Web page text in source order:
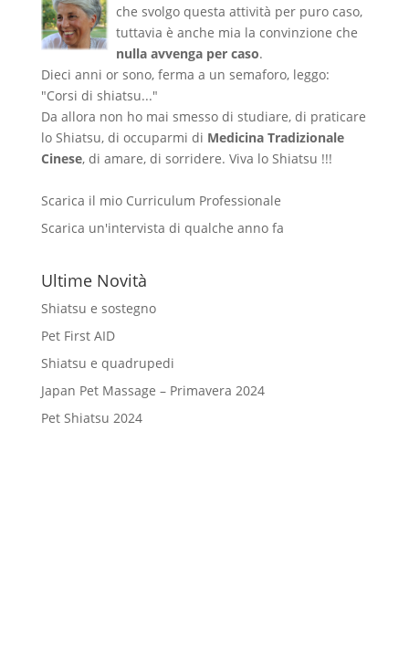
che svolgo questa attività per puro caso,
tuttavia è anche mia la convinzione che
nulla avvenga per caso.
Dieci anni or sono, ferma a un semaforo, leggo:
"Corsi di shiatsu..."
Da allora non ho mai smesso di studiare, di praticare
lo Shiatsu, di occuparmi di Medicina Tradizionale
Cinese, di amare, di sorridere. Viva lo Shiatsu !!!
Scarica il mio Curriculum Professionale
Scarica un'intervista di qualche anno fa
Ultime Novità
Shiatsu e sostegno
Pet First AID
Shiatsu e quadrupedi
Japan Pet Massage – Primavera 2024
Pet Shiatsu 2024